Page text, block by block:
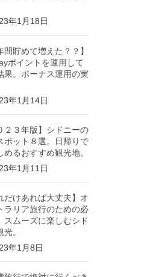
年1月18日
間貯めて増えた？？】
ポイントを運用して
果。ボーナス運用の実
年1月14日
２３年版】シドニーの
ポット８選。日帰りで
めるおすすめ観光地。
年1月11日
だけあれば大丈夫】オ
ラリア旅行のための必
スムーズに楽しむシド
。
年1月8日